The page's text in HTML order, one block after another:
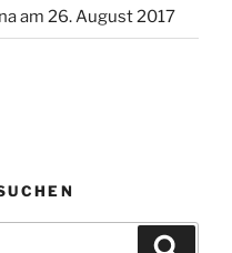
am 26. August 2017